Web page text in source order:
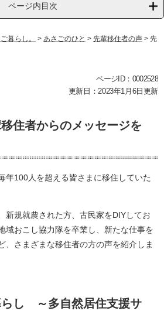
ページ内目次
暮らし。 > あさごのひと > 先輩移住者の声 > 先
ページID：0002528
更新日：2023年1月6日更新
住者からのメッセージを
年100人を超える皆さまに移住していた
新規就農された方、古民家をDIYしてお
域おこし協力隊を卒業し、新たな仕事を
、さまざまな移住者の方の声を紹介しま
らし ～多自然居住支援サ